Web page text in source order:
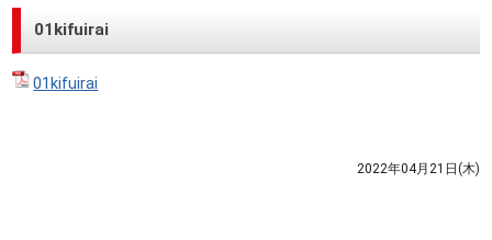
01kifuirai
01kifuirai
2022年04月21日(木)